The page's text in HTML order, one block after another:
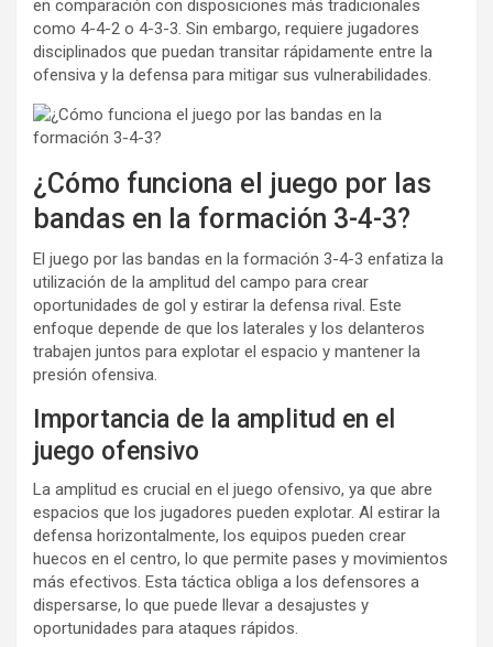
en comparación con disposiciones más tradicionales
como 4-4-2 o 4-3-3. Sin embargo, requiere jugadores
disciplinados que puedan transitar rápidamente entre la
ofensiva y la defensa para mitigar sus vulnerabilidades.
¿Cómo funciona el juego por las
bandas en la formación 3-4-3?
El juego por las bandas en la formación 3-4-3 enfatiza la
utilización de la amplitud del campo para crear
oportunidades de gol y estirar la defensa rival. Este
enfoque depende de que los laterales y los delanteros
trabajen juntos para explotar el espacio y mantener la
presión ofensiva.
Importancia de la amplitud en el
juego ofensivo
La amplitud es crucial en el juego ofensivo, ya que abre
espacios que los jugadores pueden explotar. Al estirar la
defensa horizontalmente, los equipos pueden crear
huecos en el centro, lo que permite pases y movimientos
más efectivos. Esta táctica obliga a los defensores a
dispersarse, lo que puede llevar a desajustes y
oportunidades para ataques rápidos.